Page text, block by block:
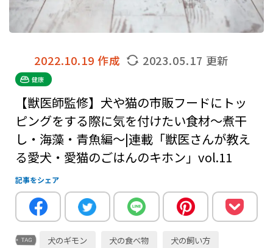
2022.10.19 作成 2023.05.17 更新
健康
【獣医師監修】犬や猫の市販フードにトッ
ピングをする際に気を付けたい食材～煮干
し・海藻・青魚編～|連載「獣医さんが教え
る愛犬・愛猫のごはんのキホン」vol.11
記事をシェア
犬のギモン 犬の食べ物
犬の飼い方